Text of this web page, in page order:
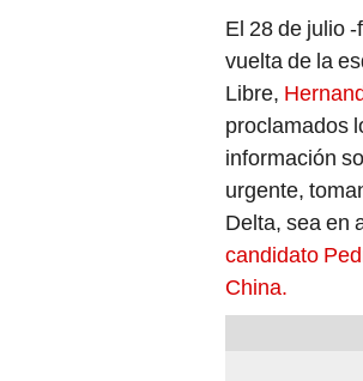
El 28 de julio
vuelta de la
Libre,
proclamados
información
urgente,
Delta, sea en
candidato
China.